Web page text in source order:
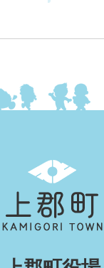
郡
町
KAMIGORI